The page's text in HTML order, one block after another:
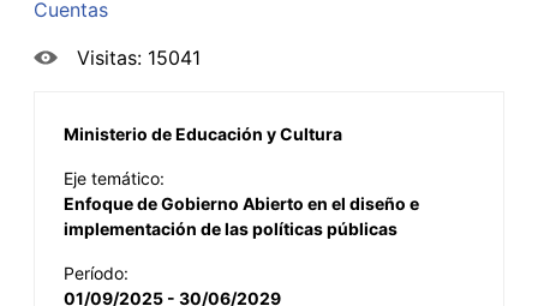
Cuentas
Visitas: 15041
Ministerio de Educación y Cultura
Eje temático:
Enfoque de Gobierno Abierto en el diseño e
implementación de las políticas públicas
Período:
01/09/2025 - 30/06/2029